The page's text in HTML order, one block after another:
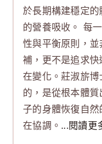
於長期構建穩定
的營養吸收。 每
性與平衡原則，並
補，更不是追求
在變化。莊淑旂博
的，是從根本體
子的身體恢復自然
在協調。 ...閱讀更